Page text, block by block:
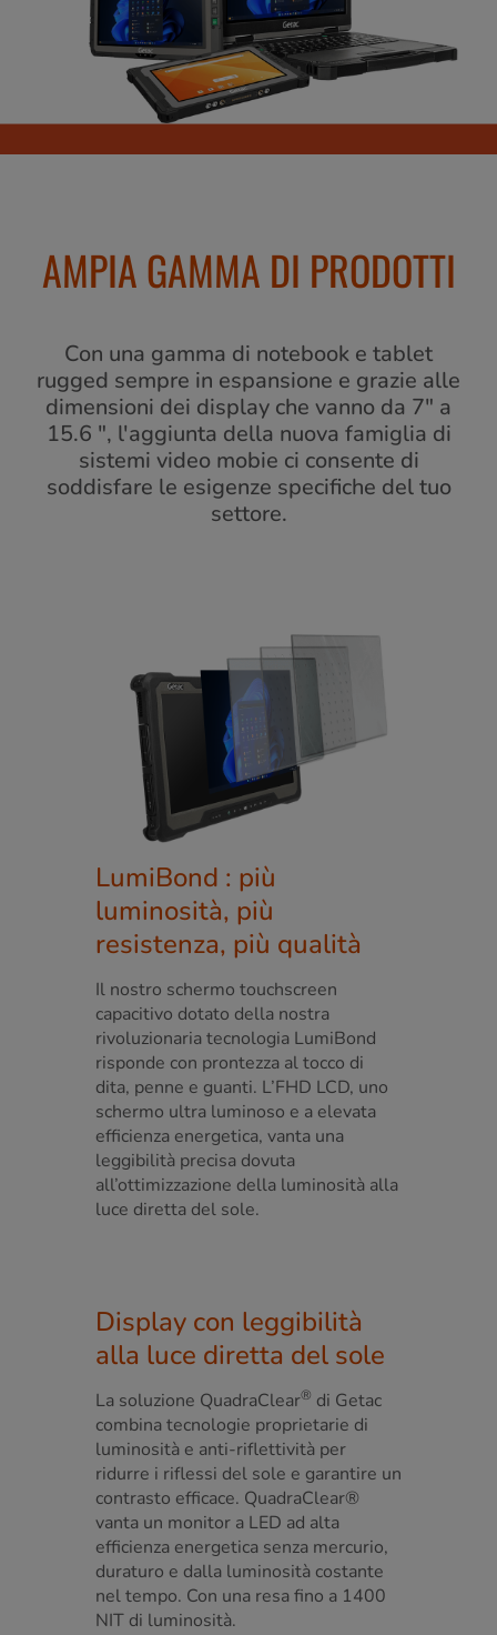
AMPIA GAMMA DI PRODOTTI
Con una gamma di notebook e tablet
rugged sempre in espansione e grazie alle
dimensioni dei display che vanno da 7" a
15.6 ", l'aggiunta della nuova famiglia di
sistemi video mobie ci consente di
soddisfare le esigenze specifiche del tuo
settore.
LumiBond : più
luminosità, più
resistenza, più qualità
Il nostro schermo touchscreen
capacitivo dotato della nostra
rivoluzionaria tecnologia LumiBond
risponde con prontezza al tocco di
dita, penne e guanti. L’FHD LCD, uno
schermo ultra luminoso e a elevata
efficienza energetica, vanta una
leggibilità precisa dovuta
all’ottimizzazione della luminosità alla
luce diretta del sole.
Display con leggibilità
alla luce diretta del sole
La soluzione QuadraClear® di Getac
combina tecnologie proprietarie di
luminosità e anti-riflettività per
ridurre i riflessi del sole e garantire un
contrasto efficace. QuadraClear®
vanta un monitor a LED ad alta
efficienza energetica senza mercurio,
duraturo e dalla luminosità costante
nel tempo. Con una resa fino a 1400
NIT di luminosità.